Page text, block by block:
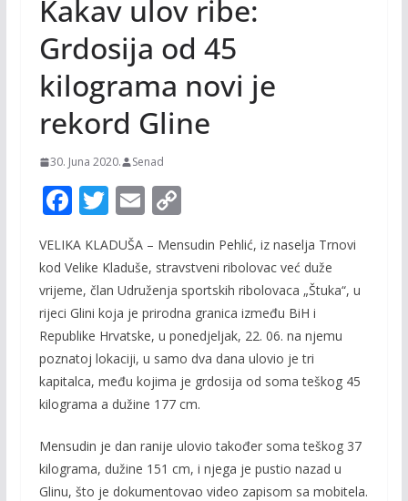
Kakav ulov ribe:
Grdosija od 45
kilograma novi je
rekord Gline
30. Juna 2020. Senad
F
e
b
o
o
k
T
w
itt
er
E
ai
l
C
p
y
Li
n
k
VELIKA KLADUŠA – Mensudin Pehlić, iz naselja Trnovi
kod Velike Kladuše, stravstveni ribolovac već duže
vrijeme, član Udruženja sportskih ribolovaca „Štuka“, u
rijeci Glini koja je prirodna granica između BiH i
Republike Hrvatske, u ponedjeljak, 22. 06. na njemu
poznatoj lokaciji, u samo dva dana ulovio je tri
kapitalca, među kojima je grdosija od soma teškog 45
kilograma a dužine 177 cm.
Mensudin je dan ranije ulovio također soma teškog 37
kilograma, dužine 151 cm, i njega je pustio nazad u
Glinu, što je dokumentovao video zapisom sa mobitela.